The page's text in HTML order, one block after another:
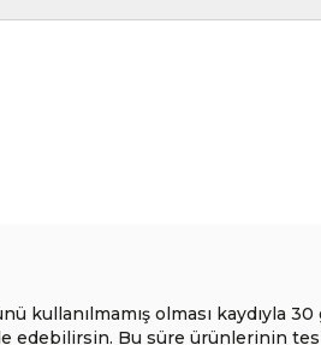
kullanılmamış olması kaydıyla 30
edebilirsin. Bu süre ürünlerinin